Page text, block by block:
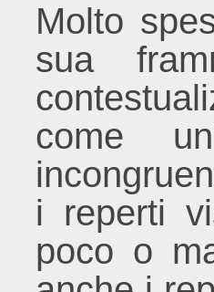
Molto
sua
come
i reperti
poco o